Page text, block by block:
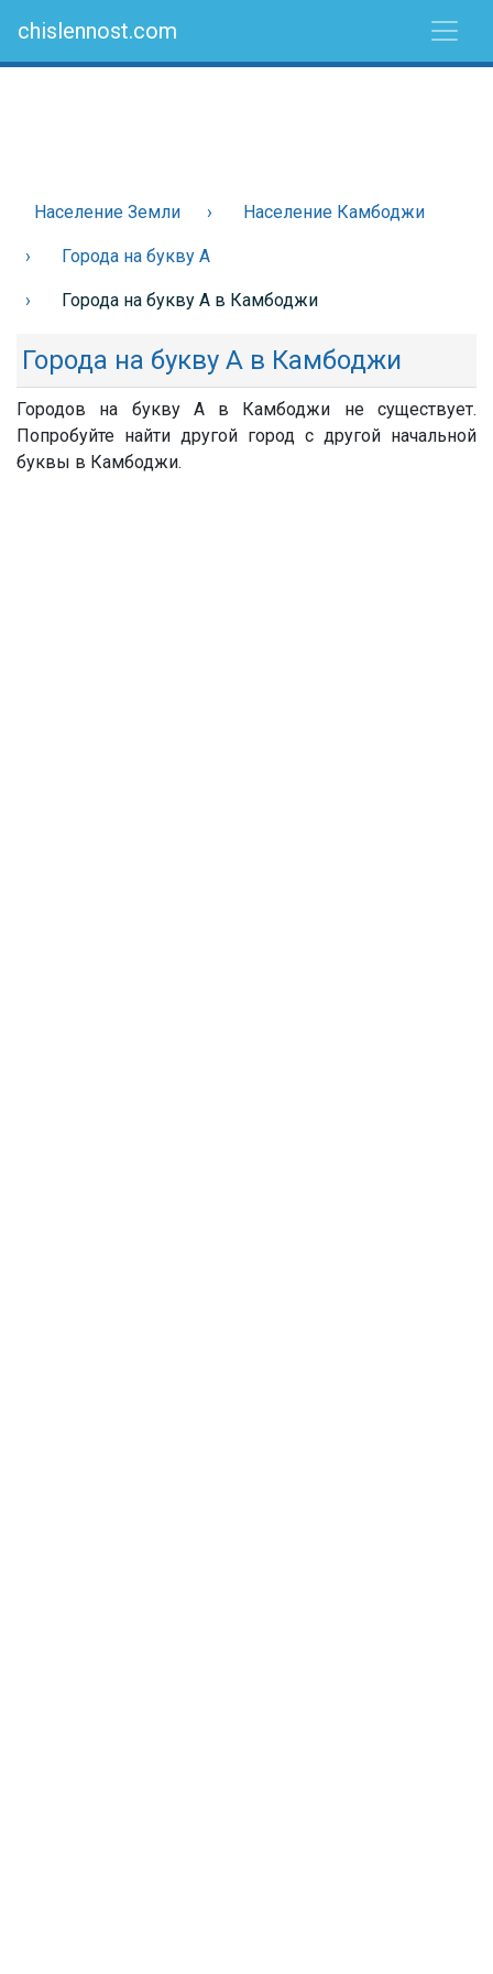
chislennost.com
Население Земли Население Камбоджи
Города на букву А
Города на букву А в Камбоджи
Города на букву А в Камбоджи
Городов на букву А в Камбоджи не существует.
Попробуйте найти другой город с другой начальной
буквы в Камбоджи.